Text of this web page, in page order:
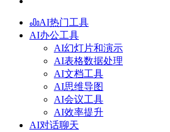
AI热门工具
AI办公工具
AI幻灯片和演示
AI表格数据处理
AI文档工具
AI思维导图
AI会议工具
AI效率提升
AI对话聊天